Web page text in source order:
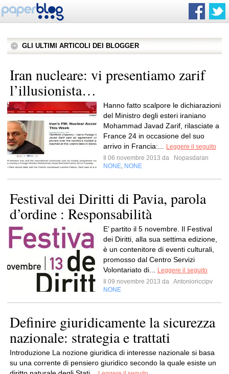
GLI ULTIMI ARTICOLI DEI BLOGGER
Iran nucleare: vi presentiamo zarif
l’illusionista…
Hanno fatto scalpore le dichiarazioni
del Ministro degli esteri iraniano
Mohammad Javad Zarif, rilasciate a
France 24 in occasione del suo
arrivo in Francia:...
Leggere il seguito
Il 06 novembre 2013 da
Nopasdaran
NONE NONE
Festival dei Diritti di Pavia, parola
d’ordine : Responsabilità
E’ partito il 5 novembre. Il Festival
dei Diritti, alla sua settima edizione,
è un contenitore di eventi culturali,
promosso dal Centro Servizi
Volontariato di...
Leggere il seguito
Il 09 novembre 2013 da Antonioriccipv
NONE
Definire giuridicamente la sicurezza
nazionale: strategia e trattati
Introduzione La nozione giuridica di interesse nazionale si basa
su una corrente di pensiero giuridico secondo la quale esiste un